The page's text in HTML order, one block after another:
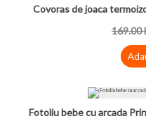
Covoras de joaca
169.00
Fotoliu bebe cu arcada